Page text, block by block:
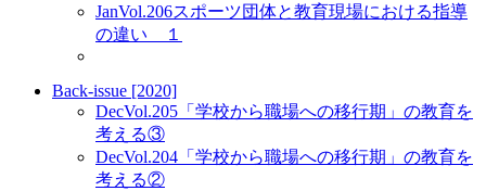
JanVol.206スポーツ団体と教育現場における指導
の違い １
Back-issue [2020]
DecVol.205 「学校から職場への移行期」の教育を
考える③
DecVol.204 「学校から職場への移行期」の教育を
考える②